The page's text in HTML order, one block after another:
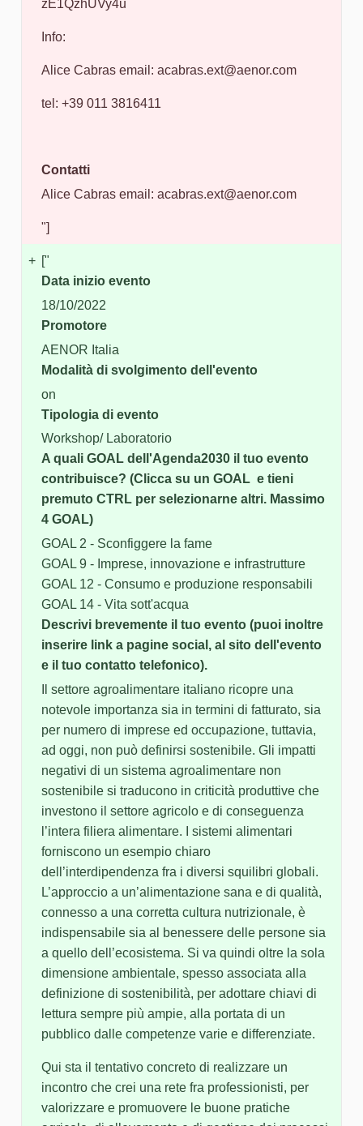
zE1QzhUVy4u
Info:
Alice Cabras email: acabras.ext@aenor.com
tel: +39 011 3816411
Contatti
Alice Cabras email: acabras.ext@aenor.com
"]
+ ["
Data inizio evento
18/10/2022
Promotore
AENOR Italia
Modalità di svolgimento dell'evento
on
Tipologia di evento
Workshop/ Laboratorio
A quali GOAL dell'Agenda2030 il tuo evento
contribuisce? (Clicca su un GOAL e tieni
premuto CTRL per selezionarne altri. Massimo
4 GOAL)
GOAL 2 - Sconfiggere la fame
GOAL 9 - Imprese, innovazione e infrastrutture
GOAL 12 - Consumo e produzione responsabili
GOAL 14 - Vita sott'acqua
Descrivi brevemente il tuo evento (puoi inoltre
inserire link a pagine social, al sito dell'evento
e il tuo contatto telefonico).
Il settore agroalimentare italiano ricopre una
notevole importanza sia in termini di fatturato, sia
per numero di imprese ed occupazione, tuttavia,
ad oggi, non può definirsi sostenibile. Gli impatti
negativi di un sistema agroalimentare non
sostenibile si traducono in criticità produttive che
investono il settore agricolo e di conseguenza
l’intera filiera alimentare. I sistemi alimentari
forniscono un esempio chiaro
dell’interdipendenza fra i diversi squilibri globali.
L’approccio a un’alimentazione sana e di qualità,
connesso a una corretta cultura nutrizionale, è
indispensabile sia al benessere delle persone sia
a quello dell’ecosistema. Si va quindi oltre la sola
dimensione ambientale, spesso associata alla
definizione di sostenibilità, per adottare chiavi di
lettura sempre più ampie, alla portata di un
pubblico dalle competenze varie e differenziate.
Qui sta il tentativo concreto di realizzare un
incontro che crei una rete fra professionisti, per
valorizzare e promuovere le buone pratiche